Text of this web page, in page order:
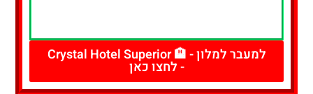
- לחצו כאןלמעבר למלון - 🏨 Crystal Hotel Superior
- לחצו כאן